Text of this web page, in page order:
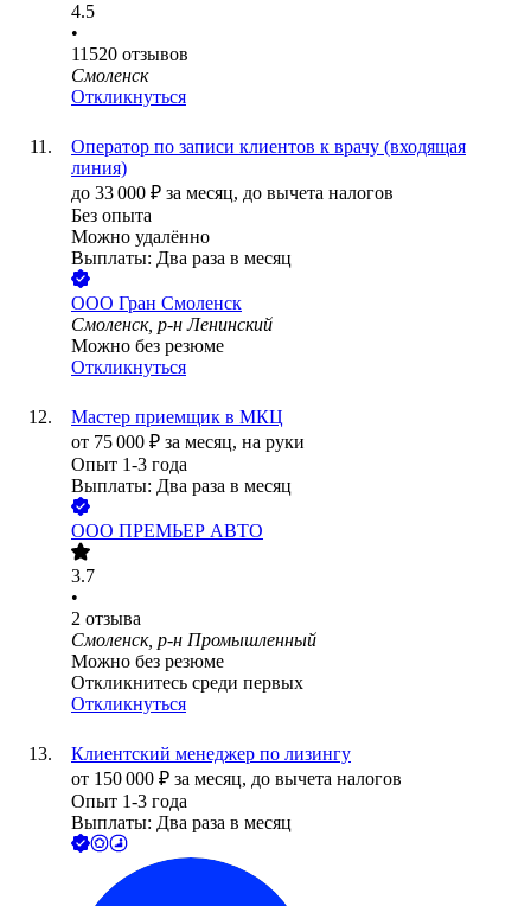
4.5
•
11520 отзывов
Смоленск
Откликнуться
Оператор по записи клиентов к врачу (входящая
линия)
до 33 000 ₽ за месяц, до вычета налогов
Без опыта
Можно удалённо
Выплаты: Два раза в месяц
ООО Гран Смоленск
Смоленск, р-н Ленинский
Можно без резюме
Откликнуться
Мастер приемщик в МКЦ
от 75 000 ₽ за месяц, на руки
Опыт 1-3 года
Выплаты: Два раза в месяц
ООО ПРЕМЬЕР АВТО
3.7
•
2 отзыва
Смоленск, р-н Промышленный
Можно без резюме
Откликнитесь среди первых
Откликнуться
Клиентский менеджер по лизингу
от 150 000 ₽ за месяц, до вычета налогов
Опыт 1-3 года
Выплаты: Два раза в месяц